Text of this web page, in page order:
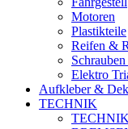
Motoren
Plastikteile
Reifen &
Elektro
Aufkleber &
TECHNIK
TECHNIK